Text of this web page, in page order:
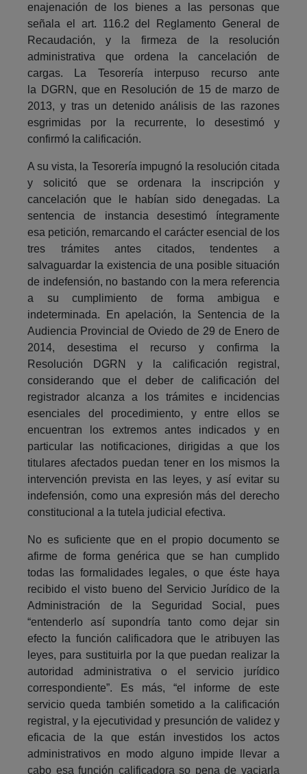
enajenación de los bienes a las personas que
señala el art. 116.2 del Reglamento General de
Recaudación, y la firmeza de la resolución
administrativa que ordena la cancelación de
cargas. La Tesorería interpuso recurso ante
la DGRN, que en Resolución de 15 de marzo de
2013, y tras un detenido análisis de las razones
esgrimidas por la recurrente, lo desestimó y
confirmó la calificación.
A su vista, la Tesorería impugnó la resolución citada
y solicitó que se ordenara la inscripción y
cancelación que le habían sido denegadas. La
sentencia de instancia desestimó íntegramente
esa petición, remarcando el carácter esencial de los
tres trámites antes citados, tendentes a
salvaguardar la existencia de una posible situación
de indefensión, no bastando con la mera referencia
a su cumplimiento de forma ambigua e
indeterminada. En apelación, la Sentencia de la
Audiencia Provincial de Oviedo de 29 de Enero de
2014, desestima el recurso y confirma la
Resolución DGRN y la calificación registral,
considerando que el deber de calificación del
registrador alcanza a los trámites e incidencias
esenciales del procedimiento, y entre ellos se
encuentran los extremos antes indicados y en
particular las notificaciones, dirigidas a que los
titulares afectados puedan tener en los mismos la
intervención prevista en las leyes, y así evitar su
indefensión, como una expresión más del derecho
constitucional a la tutela judicial efectiva.
No es suficiente que en el propio documento se
afirme de forma genérica que se han cumplido
todas las formalidades legales, o que éste haya
recibido el visto bueno del Servicio Jurídico de la
Administración de la Seguridad Social, pues
“entenderlo así supondría tanto como dejar sin
efecto la función calificadora que le atribuyen las
leyes, para sustituirla por la que puedan realizar la
autoridad administrativa o el servicio jurídico
correspondiente”. Es más, “el informe de este
servicio queda también sometido a la calificación
registral, y la ejecutividad y presunción de validez y
eficacia de la que están investidos los actos
administrativos en modo alguno impide llevar a
cabo esa función calificadora so pena de vaciarla